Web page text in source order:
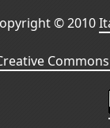
© 2010